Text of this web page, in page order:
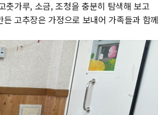
춧가루, 소금, 조청을 충분히 탐색해 보고
고추장은 가정으로 보내어 가족들과 함께